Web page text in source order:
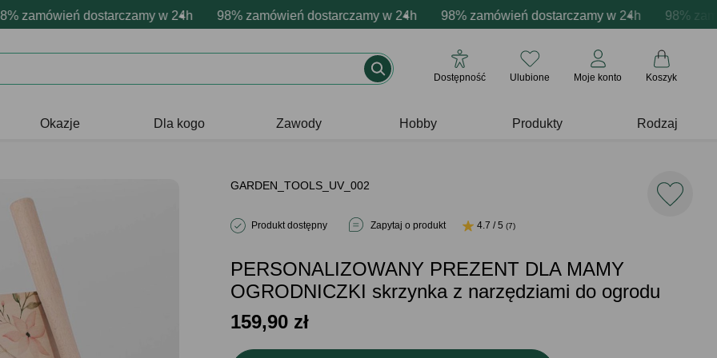
dostarczamy w 24h 98% zamówień dostarczamy w 24h 98% zamówień dostarczamy w 24h 98%
produktów Profesjonalna i darmowa personalizacja produktów Profesjonalna i darmowa personalizacja
emocje - zawsze udane prezenty Prezentujemy pozytywne emocje - zawsze udane prezenty Prezentujemy
Dostępność Ulubione Moje konto Koszyk
Okazje Dla kogo Zawody Hobby Produkty Rodzaj
GARDEN_TOOLS_UV_002
Produkt dostępny Zapytaj o produkt 4.7 / 5(7)
PERSONALIZOWANY PREZENT DLA MAMY
OGRODNICZKI skrzynka z narzędziami do ogrodu
159,90 zł